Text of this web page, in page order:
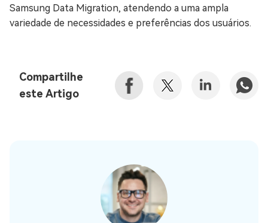
Samsung Data Migration, atendendo a uma ampla
variedade de necessidades e preferências dos usuários.
Compartilhe
este Artigo